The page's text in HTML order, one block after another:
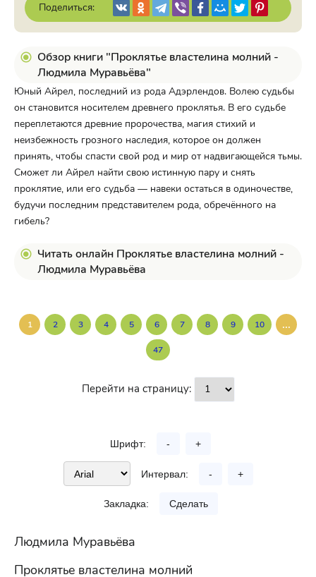
Поделиться:
Обзор книги "Проклятье властелина молний -
Людмила Муравьёва"
Юный Айрел, последний из рода Адэрлендов. Волею судьбы
он становится носителем древнего проклятья. В его судьбе
переплетаются древние пророчества, магия стихий и
неизбежность грозного наследия, которое он должен
принять, чтобы спасти свой род и мир от надвигающейся тьмы.
Сможет ли Айрел найти свою истинную пару и снять
проклятие, или его судьба — навеки остаться в одиночестве,
будучи последним представителем рода, обречённого на
гибель?
Читать онлайн Проклятье властелина молний -
Людмила Муравьёва
1 2 3 4 5 6 7 8 9 10 ...
47
Перейти на страницу:
Шрифт: - +
Интервал: - +
Закладка: Сделать
Людмила Муравьёва
Проклятье властелина молний